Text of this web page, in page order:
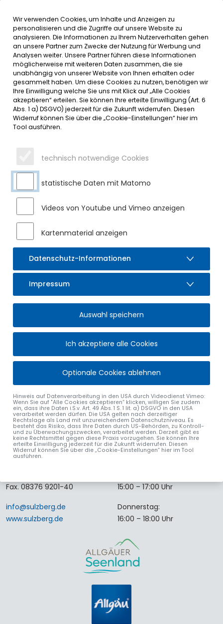
Inhalt der Seite anspringen
Informationen undMENÜ
SERVICE
EDV-SYSTEMUMSTELLUNG VOM
21.10. BIS 31.10.24 – RATHAUS MIT
EINSCHRÄNKUNGEN GEÖFFNET
Wegen einer Systemumstellung steht der Verwaltung die
EDV am Dienstag, 22.10. und Mittwoch, 23.10.
Verfügung. Aus diesem Grund sind auch telefonische und
persönliche Auskünfte nur sehr eingeschränkt möglich.
Donnerstag, 24.10.ist die EDV wieder bedingt nutzbar.
Während des gesamten Umstellungszeitraumes kann es zu
längeren Wartezeiten kommen. Daher bitten wir Sie das
Zudem machen wir darauf aufmerksam, dass insbesondere
bei anstehenden Anträgen auf Ausstellung von
Personalausweisen und Reisepässen eine längere Vorlaufzeit
einzuplanen ist.
Wir bitten um Verständnis und Beachtung.
alle Nachrichten
MARKT SULZBERG
Rathausplatz 4
87477 Sulzberg
Fax. 08376 9201-40
info@sulzberg.de
www.sulzberg.de
ÖFFNUNGSZEITEN
Montag bis Freitag:
08:00 – 12:00 Uhr
15:00 – 17:00 Uhr
Donnerstag:
16:00 – 18:00 Uhr
Wir verwenden Cookies, um Inhalte und Anzeigen zu
personalisieren und die Zugriffe auf unsere Website zu
analysieren. Die Informationen zu Ihrem Nutzerverhalten gehen
an unsere Partner zum Zwecke der Nutzung für Werbung und
Analysen weiter. Unsere Partner führen diese Informationen
möglicherweise mit weiteren Daten zusammen, die sie
unabhängig von unserer Website von Ihnen erhalten oder
gesammelt haben. Um diese Cookies zu nutzen, benötigen wir
Ihre Einwilligung welche Sie uns mit Klick auf „Alle Cookies
akzeptieren“ erteilen. Sie können Ihre erteilte Einwilligung (Art. 6
Abs. 1 a) DSGVO) jederzeit für die Zukunft widerrufen. Diesen
Widerruf können Sie über die „Cookie-Einstellungen“ hier im
Tool ausführen.
technisch notwendige Cookies
statistische Daten mit Matomo
Videos von Youtube und Vimeo anzeigen
Kartenmaterial anzeigen
Datenschutz-Informationen
Impressum
Auswahl speichern
Ich akzeptiere alle Cookies
Optionale Cookies ablehnen
Hinweis auf Datenverarbeitung in den USA durch Videodienst Vimeo:
Wenn Sie auf "Alle Cookies akzeptieren“ klicken, willigen Sie zudem
ein, dass ihre Daten i.S.v. Art. 49 Abs. 1 S. 1 lit. a) DSGVO in den USA
verarbeitet werden dürfen. Die USA gelten nach derzeitiger
Rechtslage als Land mit unzureichendem Datenschutzniveau. Es
besteht das Risiko, dass Ihre Daten durch US-Behörden, zu Kontroll-
und zu Überwachungszwecken, verarbeitet werden. Derzeit gibt es
keine Rechtsmittel gegen diese Praxis vorzugehen. Sie können Ihre
erteilte Einwilligung jederzeit für die Zukunft widerrufen. Diesen
Widerruf können Sie über die „Cookie-Einstellungen“ hier im Tool
ausführen.